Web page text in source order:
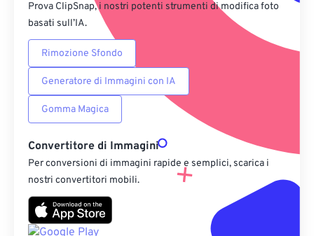
Prova ClipSnap, i nostri potenti strumenti di modifica foto
basati sull’IA.
Rimozione Sfondo
Generatore di Immagini con IA
Gomma Magica
Convertitore di Immagini
Per conversioni di immagini rapide e semplici, scarica i
nostri convertitori mobili.